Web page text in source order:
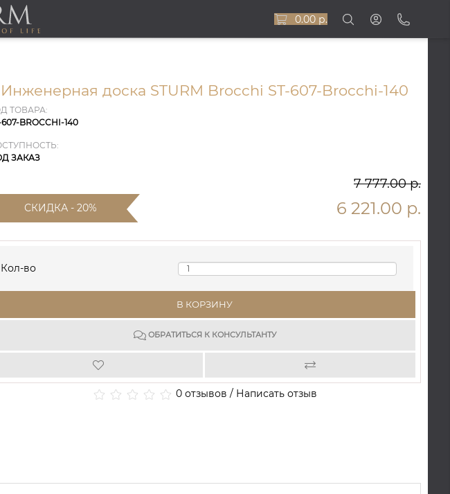
0.00 р.
Инженерная доска STURM Brocchi ST-607-Brocchi-140
ТОВАРА:
607-BROCCHI-140
ЗАКАЗ
7 777.00 р.
СКИДКА - 20% 6 221.00 р.
Кол-во
В КОРЗИНУ
ОБРАТИТЬСЯ К КОНСУЛЬТАНТУ
0 отзывов / Написать отзыв